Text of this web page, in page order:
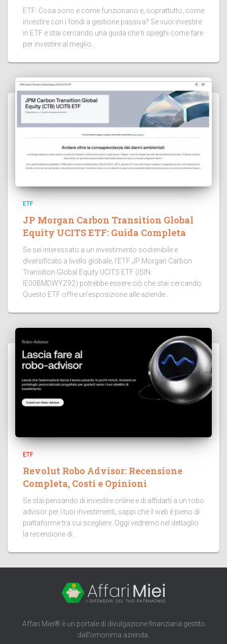
ETF: Cosa sono e come funzionano e, soprattutto, come
investire con i fondi a gestione passiva? Se vuoi investire
in ETF e stai cercando una guida che ti spieghi come fare
per investire al meglio...
ETF
JP Morgan Carbon Transition Global
Equity UCITS ETF: Guida Completa
Se sei interessato a un investimento sostenibile e
diversificato a livello globale, l’ETF JP Morgan Carbon
Transition Global Equity UCITS ETF (ISIN:
IE00BMDWYZ92) potrebbe essere ciò che stai cercando.
Questo ETF offre un’esposizione alle aziende...
ETF
Revolut Robo Advisor: Recensione
Completa, Costi e Opinioni
Se stai pensando di investire online e di affidarti a un robo
advisor per i tuoi investimenti, sappi che il web è pieno di
piattaforme tra cui scegliere. Oggi vedremo nel dettaglio
la recensione di...
Affari Miei® è un portale di divulgazione finanziaria gestito
dall’omonima azienda.